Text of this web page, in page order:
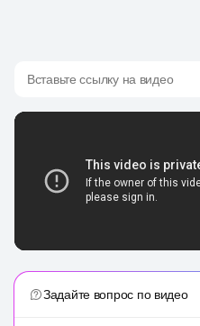
Вставьте ссылку на видео
Задайте вопрос по видео